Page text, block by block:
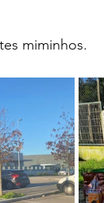
miminhos.